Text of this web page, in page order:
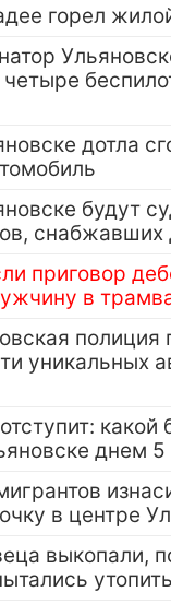
горел
дотла
будут
снабжавших
приговор
в
полиция
уникальных
какой
днем 5
в центре
выкопали,